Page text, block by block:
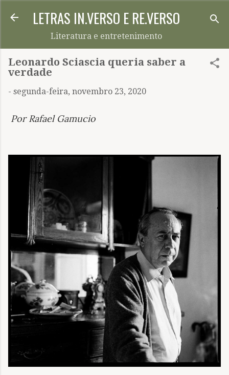
Pular para o conteúdo principal
LETRAS IN.VERSO E RE.VERSO
Literatura e entretenimento
Leonardo Sciascia queria saber a
verdade
- segunda-feira, novembro 23, 2020
Por Rafael Gamucio